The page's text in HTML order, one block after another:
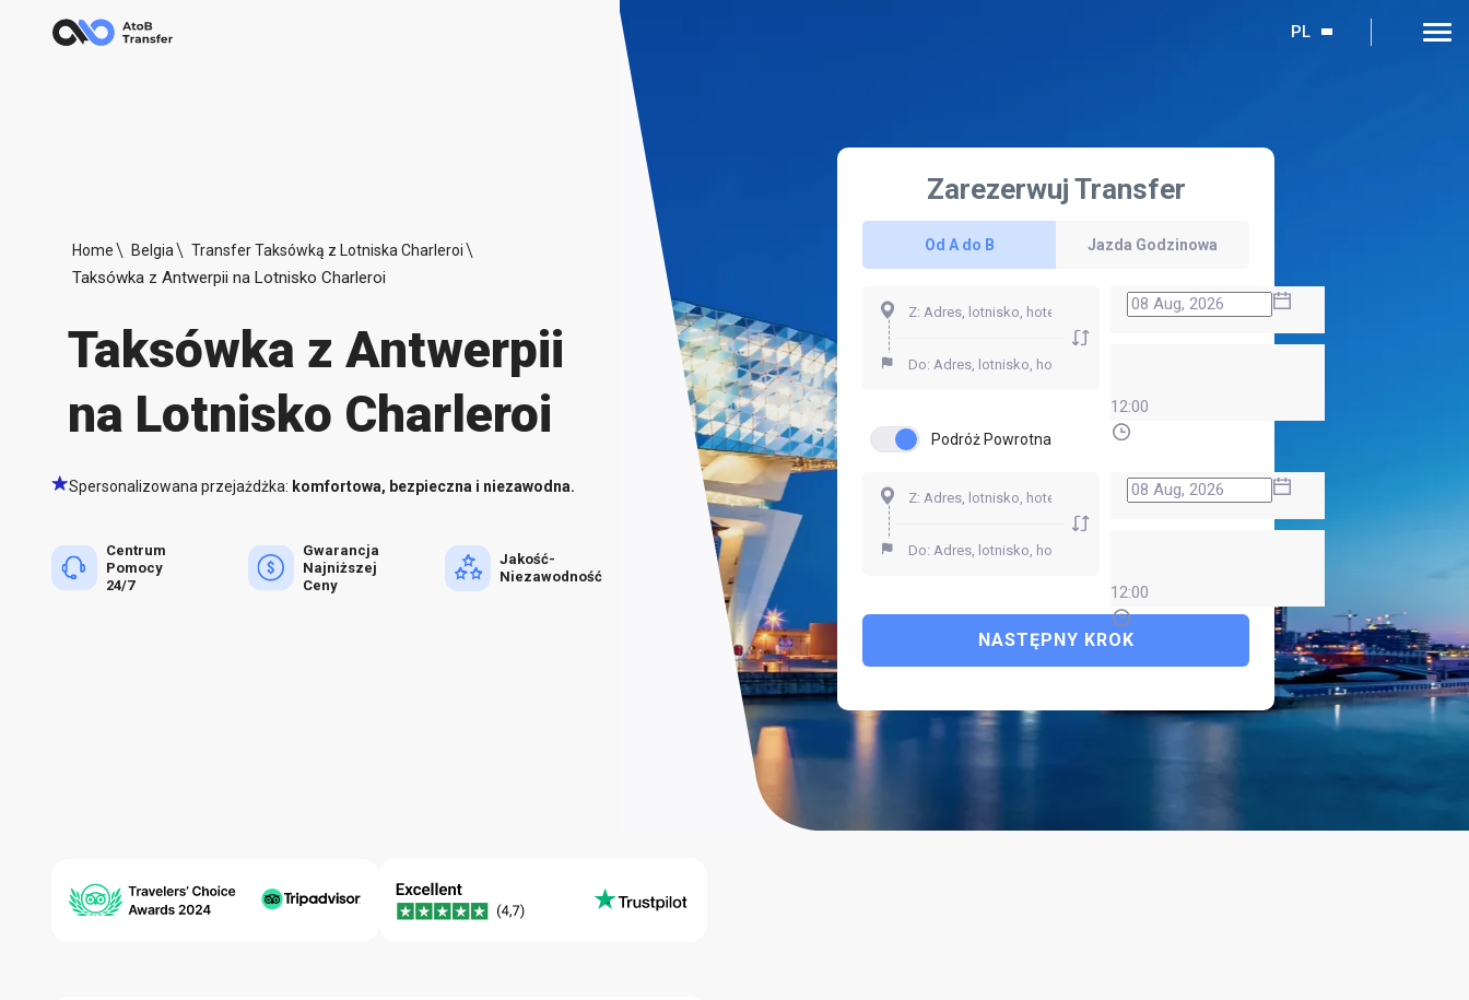
PL
Home Belgia Transfer Taksówką z Lotniska Charleroi
Taksówka z Antwerpii na Lotnisko Charleroi
Taksówka z Antwerpii
na Lotnisko Charleroi
Spersonalizowana przejażdżka: komfortowa, bezpieczna i niezawodna.
Centrum
Pomocy
24/7
Gwarancja
Najniższej
Ceny
Jakość-
Niezawodność
Zarezerwuj Transfer
Od A do B Jazda Godzinowa
12:00
Podróż Powrotna
12:00
NASTĘPNY KROK